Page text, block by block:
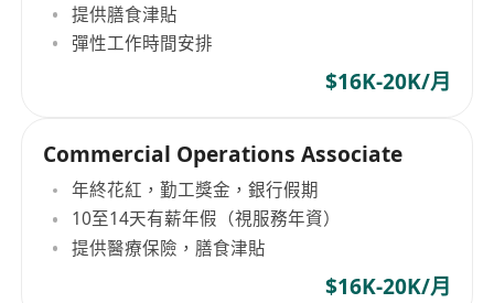
提供膳食津貼
彈性工作時間安排
$16K-20K/月
Commercial Operations Associate
年終花紅，勤工獎金，銀行假期
10至14天有薪年假（視服務年資）
提供醫療保險，膳食津貼
$16K-20K/月